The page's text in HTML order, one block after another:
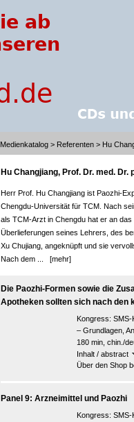
Medienkatalog > Referenten > Hu
Hu Changjiang, Prof. Dr. med. Dr.
Herr Prof. Hu Changjiang ist Paozhi-
Chengdu-Universität für TCM. Nach
als TCM-Arzt in Chengdu hat er an das
Überlieferungen seines Lehrers, des
Xu Chujiang, angeknüpft und sie
Nach dem ... [mehr]
Die Paozhi-Formen sowie die
Apotheken sollten sich nach
Kongress: SMS-
– Grundlagen,
180 min, chin./
Inhalt / abstract
Über den Shop
Panel 9: Arzneimittel und Paozhi
Kongress: SMS-